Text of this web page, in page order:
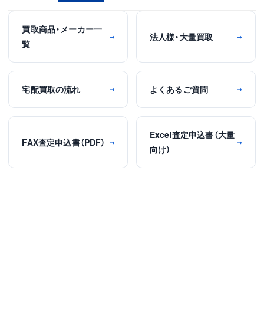
買取商品・メーカー一
覧
→ 法人様・大量買取 →
宅配買取の流れ → よくあるご質問 →
FAX査定申込書（PDF） →
Excel査定申込書（大量
向け）
→